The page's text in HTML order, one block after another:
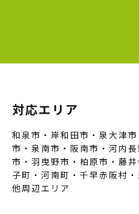
対応エリア
和泉市・岸和田市・泉大津
市・泉南市・阪南市・河内
市・羽曳野市・柏原市・藤
子町・河南町・千早赤阪村
他周辺エリア